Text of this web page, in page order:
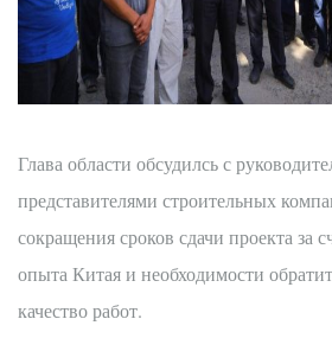
Глава области обсудилсь с
представителями строительных
сокращения сроков сдачи проекта за
опыта Китая и необходимости
качество работ.